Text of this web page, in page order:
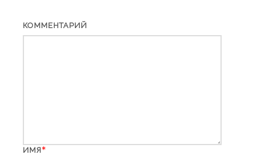
КОММЕНТАРИЙ
ИМЯ*